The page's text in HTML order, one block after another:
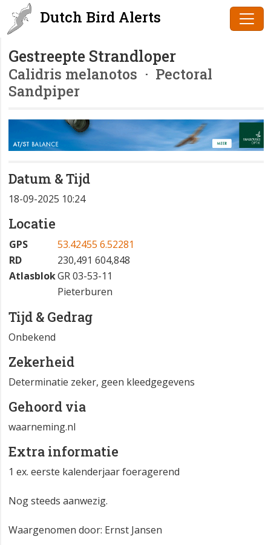
Dutch Bird Alerts
Gestreepte Strandloper
Calidris melanotos · Pectoral
Sandpiper
Datum & Tijd
18-09-2025 10:24
Locatie
GPS
53.42455 6.52281
RD
230,491 604,848
AtlasblokGR 03-53-11
Pieterburen
Tijd & Gedrag
Onbekend
Zekerheid
Determinatie zeker, geen kleedgegevens
Gehoord via
waarneming.nl
Extra informatie
1 ex. eerste kalenderjaar foeragerend
Nog steeds aanwezig.
Waargenomen door: Ernst Jansen